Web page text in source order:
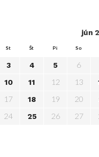
jún
St Št Pi So
3 4 5 6
10 11 12 13
17 18 19 20
24 25 26 27